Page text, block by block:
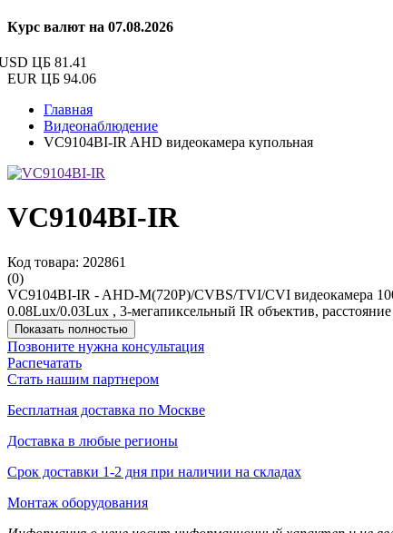
Курс валют на 07.08.2026
ЦБ 81.41
EUR ЦБ 94.06
Главная
Видеонаблюдение
VC9104BI-IR AHD видеокамера купольная
VC9104BI-IR
Код товара: 202861
(0)
VC9104BI-IR - AHD-M(720P)/CVBS/TVI/CVI видеокамера
0.08Lux/0.03Lux , 3-мегапиксельный IR объектив,
Показать полностью
Позвоните нужна консультация
Распечатать
Стать нашим партнером
Бесплатная доставка по Москве
Доставка в любые регионы
Срок доставки 1-2 дня при наличии на складах
Монтаж оборудования